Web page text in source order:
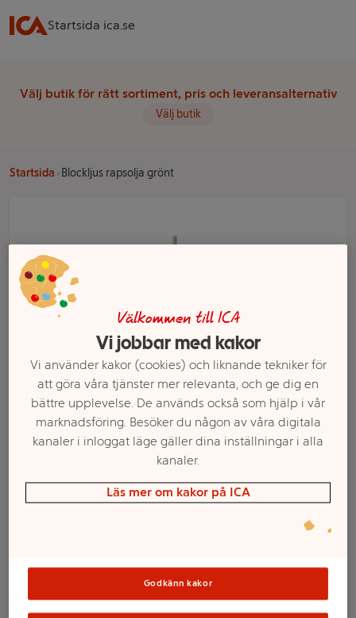
Startsida ica.se
Välj butik för rätt sortiment, pris och leveransalternativ
Välj butik
Startsida Blockljus rapsolja grönt
Sortimentet kan variera mellan butikerna
Välkommen till ICA
Vi jobbar med kakor
Vi använder kakor (cookies) och liknande tekniker för
att göra våra tjänster mer relevanta, och ge dig en
bättre upplevelse. De används också som hjälp i vår
marknadsföring. Besöker du någon av våra digitala
kanaler i inloggat läge gäller dina inställningar i alla
kanaler.
Läs mer om kakor på ICA
Godkänn kakor